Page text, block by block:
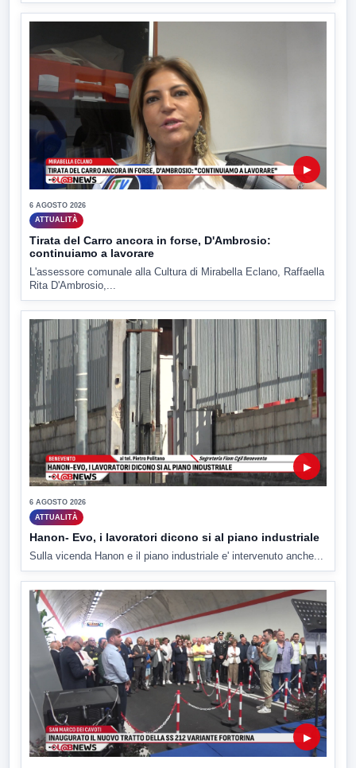
▶
6 AGOSTO 2026
ATTUALITÀ
Tirata del Carro ancora in forse, D'Ambrosio:
continuiamo a lavorare
L'assessore comunale alla Cultura di Mirabella Eclano, Raffaella
Rita D'Ambrosio,...
▶
6 AGOSTO 2026
ATTUALITÀ
Hanon- Evo, i lavoratori dicono si al piano industriale
Sulla vicenda Hanon e il piano industriale e' intervenuto anche...
▶